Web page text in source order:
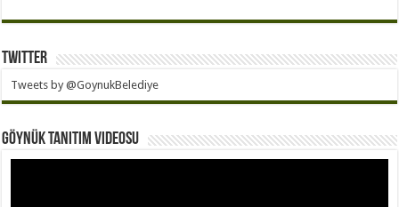
Twitter
Tweets by @GoynukBelediye
Göynük Tanıtım Videosu